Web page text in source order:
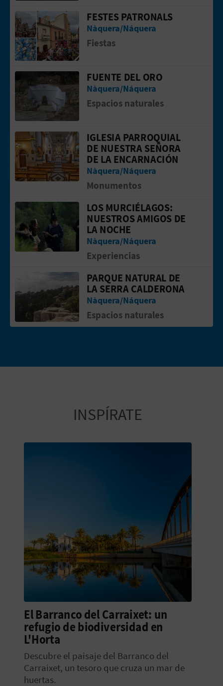
Ir a la p&aacute;gina de Festes
FESTES PATRONALS
Nàquera/Náquera
Fiestas
Ir a la p&aacute;gina de Fuente del
FUENTE DEL ORO
Nàquera/Náquera
Espacios naturales
Ir a la p&aacute;gina de Iglesia
IGLESIA PARROQUIAL
DE NUESTRA SEÑORA
DE LA ENCARNACIÓN
Nàquera/Náquera
Monumentos
Ir a la p&aacute;gina de Los
LOS MURCIÉLAGOS:
NUESTROS AMIGOS DE
LA NOCHE
Nàquera/Náquera
Experiencias
Ir a la p&aacute;gina de Parque
PARQUE NATURAL DE
LA SERRA CALDERONA
Nàquera/Náquera
Espacios naturales
INSPÍRATE
El Barranco del Carraixet: un
refugio de biodiversidad en
L'Horta
Descubre el paisaje del Barranco del
Carraixet, un tesoro que cruza un mar de
huertas.